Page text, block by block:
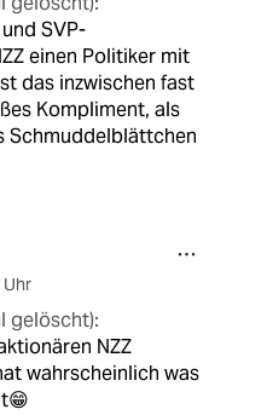
SVP-
einen Politiker mit
das inzwischen fast
Kompliment, als
Schmuddelblättchen
Uhr
gelöscht):
NZZ
wahrscheinlich was